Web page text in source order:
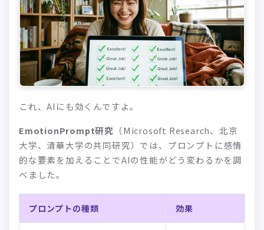
これ、AIにも効くんですよ。
EmotionPrompt研究 （Microsoft Research、北京
大学、清華大学の共同研究）では、プロンプトに感情
的な要素を加えることでAIの性能がどう変わるかを調
べました。
プロンプトの種類 効果